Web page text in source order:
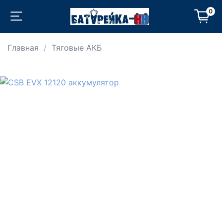
0
Главная Тяговые АКБ